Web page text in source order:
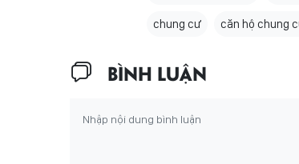
chung cư căn hộ chung
BÌNH LUẬN